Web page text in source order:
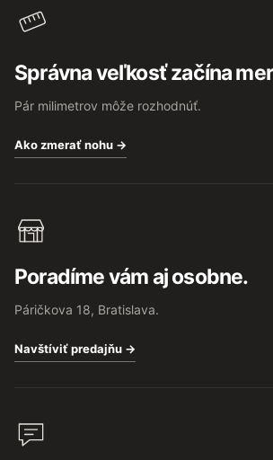
Správna veľkosť začína
Pár milimetrov môže rozhodnúť.
Ako zmerať nohu →
Poradíme vám aj osobne.
Páričkova 18, Bratislava.
Navštíviť predajňu →